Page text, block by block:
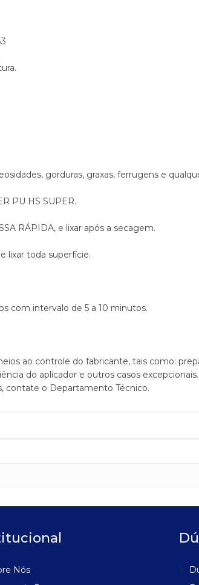
gorduras, graxas, ferrugens e
PU HS SUPER.
RÁPIDA, e lixar após a secagem.
lixar toda superfície.
com intervalo de 5 a 10 minutos.
ao controle do fabricante, tais como:
do aplicador e outros casos
contate o Departamento Técnico.
Nós